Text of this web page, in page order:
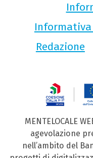
Redazione
MENTELOCALE
agevolazione
nell’ambito del